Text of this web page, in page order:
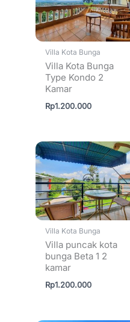
Villa Kota Bunga
Villa Kota Bunga
Type Kondo 2
Kamar
Rp1.200.000
Villa Kota Bunga
Villa puncak kota
bunga Beta 1 2
kamar
Rp1.200.000